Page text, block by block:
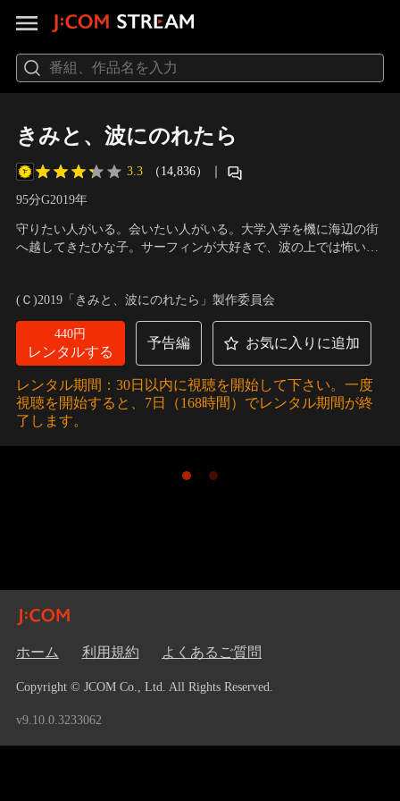
きみと、波にのれたら
3.3 （14,836） ｜
95分G2019年
守りたい人がいる。会いたい人がいる。大学入学を機に海辺の街
へ越してきたひな子。サーフィンが大好きで、波の上では怖いも
人は恋に落ちる。お互いがなくてはならない存在となった二人だ
が、港は海の事故で命を落としてしまう。
(Ｃ)2019「きみと、波にのれたら」製作委員会
440円
レンタルする
予告編 お気に入りに追加
レンタル期間：30日以内に視聴を開始して下さい。一度
視聴を開始すると、7日（168時間）でレンタル期間が終
了します。
ホーム 利用規約 よくあるご質問
Copyright © JCOM Co., Ltd. All Rights Reserved.
v9.10.0.3233062